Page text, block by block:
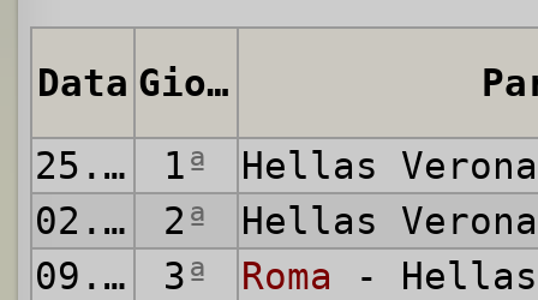
Data Giornata
25.09.1927
1ª
Hellas
02.10.1927
2ª
Hellas
09.10.1927
3ª Roma - Hellas